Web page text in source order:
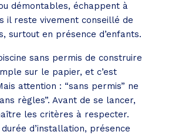
démontables, échappent à
il reste vivement conseillé de
surtout en présence d’enfants.
sans permis de construire
sur le papier, et c’est
attention : “sans permis” ne
règles”. Avant de se lancer,
les critères à respecter.
d’installation, présence